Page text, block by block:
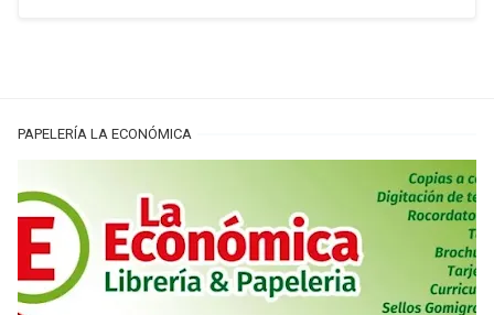
PAPELERÍA LA ECONÓMICA